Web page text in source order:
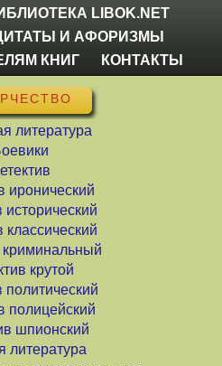
LIBOK.NET
И АФОРИЗМЫ
КНИГ
КОНТАКТЫ
литература
иронический
исторический
классический
криминальный
крутой
политический
полицейский
шпионский
литература